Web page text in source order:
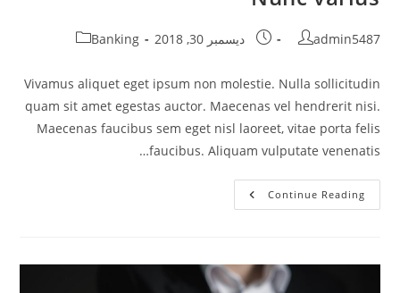
Post
admin5487
Post
ديسمبر 30, 2018
Post
Banking
Vivamus aliquet eget ipsum non molestie. Nulla sollicitudin
quam sit amet egestas auctor. Maecenas vel hendrerit nisi.
Maecenas faucibus sem eget nisl laoreet, vitae porta felis
faucibus. Aliquam vulputate venenatis…
Continue Reading
Nunc
Varius